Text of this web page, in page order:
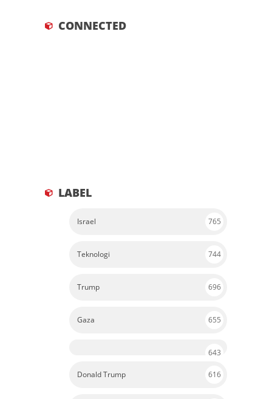
CONNECTED
LABEL
Israel 765
Teknologi 744
Trump 696
Gaza 655
643
Donald Trump 616